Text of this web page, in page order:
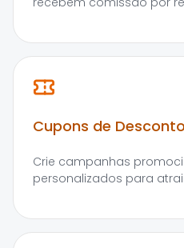
Cupons de Desconto
Crie campanhas
personalizados para